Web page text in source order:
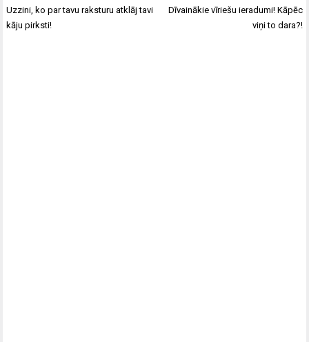
Post
navigation
Uzzini, ko par tavu raksturu atklāj tavi
kāju pirksti!
Dīvainākie vīriešu ieradumi! Kāpēc
viņi to dara?!